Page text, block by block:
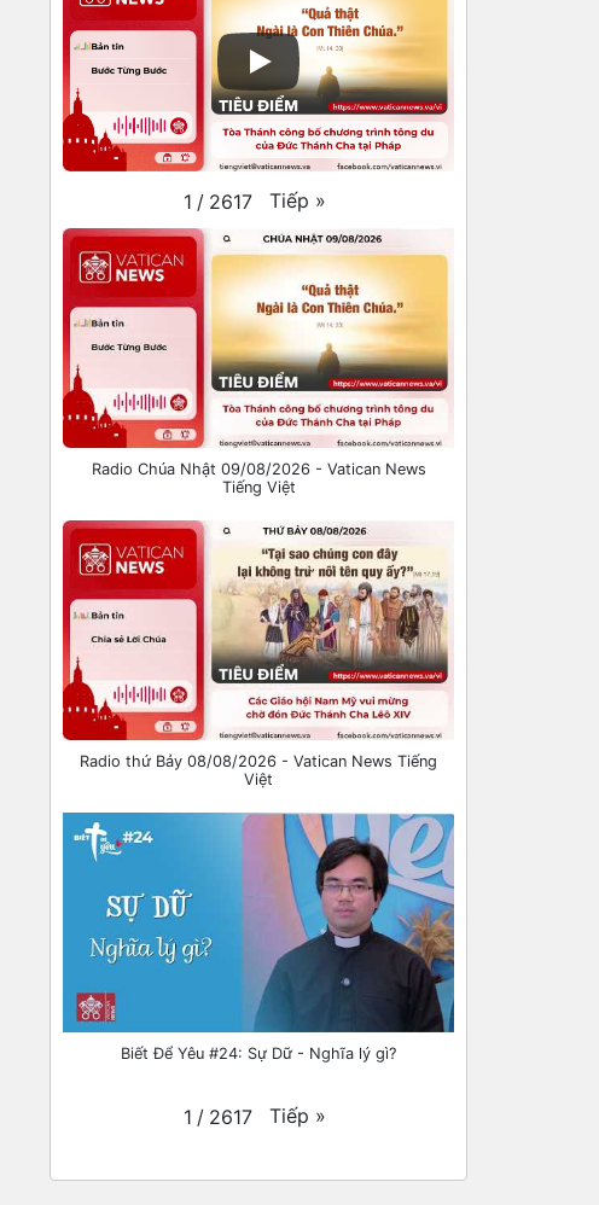
1 / 2617 Tiếp »
Radio Chúa Nhật 09/08/2026 - Vatican News
Tiếng Việt
Radio thứ Bảy 08/08/2026 - Vatican News Tiếng
Việt
Biết Để Yêu #24: Sự Dữ - Nghĩa lý gì?
1 / 2617 Tiếp »